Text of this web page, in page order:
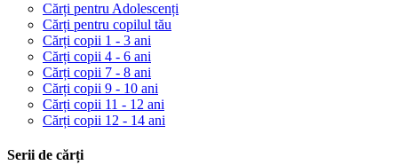
Cărți pentru Adolescenți
Cărți pentru copilul tău
Cărți copii 1 - 3 ani
Cărți copii 4 - 6 ani
Cărți copii 7 - 8 ani
Cărți copii 9 - 10 ani
Cărți copii 11 - 12 ani
Cărți copii 12 - 14 ani
Serii de cărți